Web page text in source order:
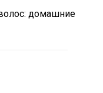
домашние